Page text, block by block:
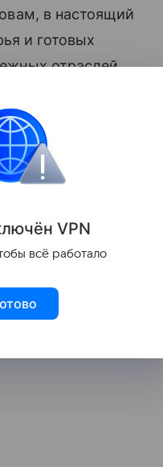
в настоящий
и готовых
отраслей.
заседания
соглашения
«Мы
текущей
подготовит
мерам,
ён VPN
всё работало